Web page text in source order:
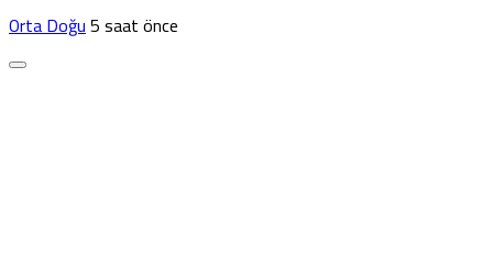
Orta Doğu5 saat önce